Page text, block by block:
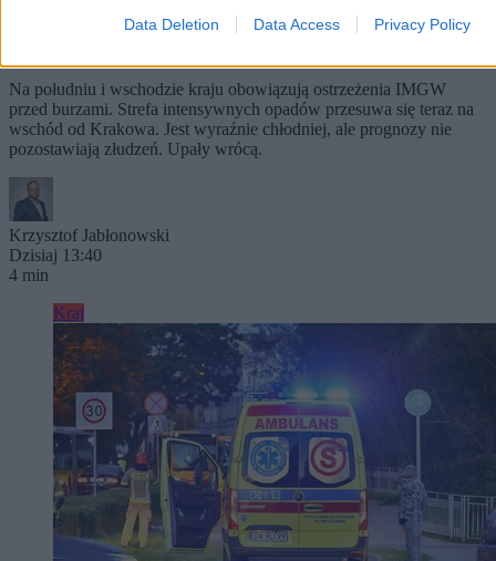
Data Deletion Data Access Privacy Policy
Jak długo potrwa ochłodzenie i kiedy wróci upał?
Na południu i wschodzie kraju obowiązują ostrzeżenia IMGW
przed burzami. Strefa intensywnych opadów przesuwa się teraz na
wschód od Krakowa. Jest wyraźnie chłodniej, ale prognozy nie
pozostawiają złudzeń. Upały wrócą.
Krzysztof Jabłonowski
Dzisiaj 13:40
4 min
Kraj